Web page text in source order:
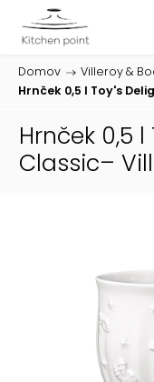
Domov / Villeroy &
Hrnček 0,5 l Toy's
Hrnček 0,5
Classic–